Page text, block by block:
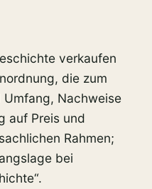
verkaufen
die zum
Umfang, Nachweise
auf Preis und
Rahmen;
bei